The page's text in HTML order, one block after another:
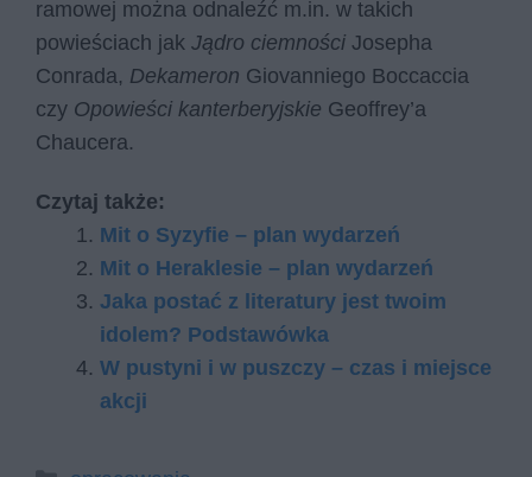
ramowej można odnaleźć m.in. w takich
powieściach jak Jądro ciemności Josepha
Conrada, Dekameron Giovanniego Boccaccia
czy Opowieści kanterberyjskie Geoffrey’a
Chaucera.
Czytaj także:
Mit o Syzyfie – plan wydarzeń
Mit o Heraklesie – plan wydarzeń
Jaka postać z literatury jest twoim
idolem? Podstawówka
W pustyni i w puszczy – czas i miejsce
akcji